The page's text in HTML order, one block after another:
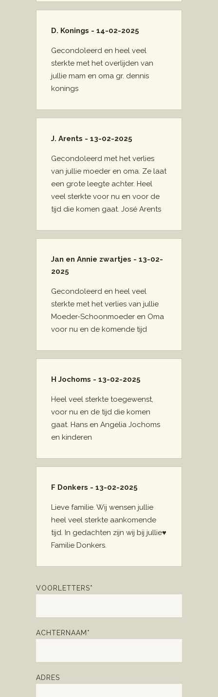
D. Konings - 14-02-2025
Gecondoleerd en heel veel
sterkte met het overlijden van
jullie mam en oma gr. dennis
konings
J. Arents - 13-02-2025
Gecondoleerd met het verlies
van jullie moeder en oma. Ze laat
een grote leegte achter. Heel
veel sterkte voor nu en voor de
tijd die komen gaat. José Arents
Jan en Annie zwartjes - 13-02-
2025
Gecondoleerd en heel veel
sterkte met het verlies van jullie
Moeder-Schoonmoeder en Oma
voor nu en de komende tijd
H Jochoms - 13-02-2025
Heel veel sterkte toegewenst,
voor nu en de tijd die komen
gaat. Hans en Angelia Jochoms
en kinderen
F Donkers - 13-02-2025
Lieve familie. Wij wensen jullie
heel veel sterkte aankomende
tijd. In gedachten zijn wij bij jullie♥️
Familie Donkers.
VOORLETTERS*
ACHTERNAAM*
ADRES